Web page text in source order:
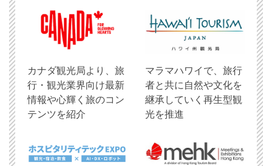
​カナダ観光局より、旅
行・観光業界向け最新
情報や心輝く旅のコン
テンツを紹介
マラマハワイで、旅行
者と共に自然や文化を
継承していく再生型観
光を推進